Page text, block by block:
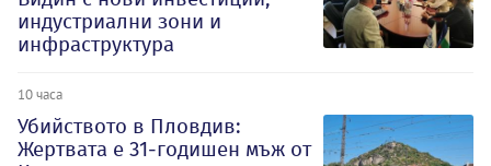
индустриални зони и
инфраструктура
10 часа
Убийството в Пловдив:
Жертвата е 31-годишен мъж от